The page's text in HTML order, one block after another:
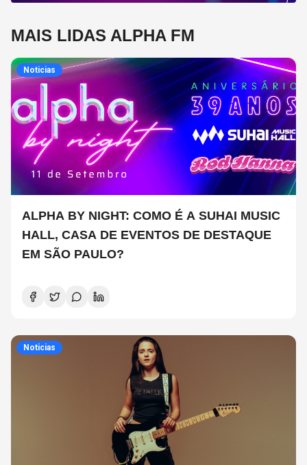
MAIS LIDAS ALPHA FM
Noticias
ALPHA BY NIGHT: COMO É A SUHAI MUSIC
HALL, CASA DE EVENTOS DE DESTAQUE
EM SÃO PAULO?
Noticias